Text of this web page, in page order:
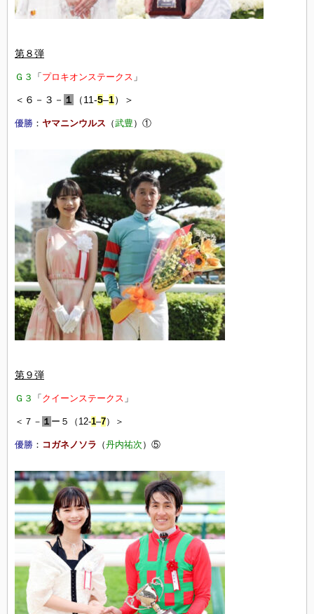
第８弾
Ｇ３ 「 プロキオンステークス 」
＜６－３－ １ （11-5–1）＞
優勝 ： ヤマニンウルス （武豊 ）①
第９弾
Ｇ３ 「 クイーンステークス 」
＜７－ １ ー５（12-1–7）＞
優勝 ： コガネノソラ （丹内祐次 ）⑤